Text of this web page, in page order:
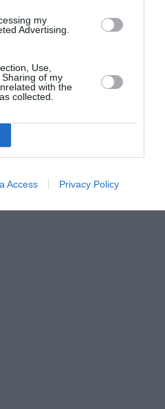
my
Advertising.
Use,
of my
with the
collected.
Access Privacy Policy
ΜΟΥΣΙΚΗ / ΜΟΥΣΙΚΑ ΝΕΑ
με την Ελπίδα
στη μουσική
σκηνή Σφίγγα